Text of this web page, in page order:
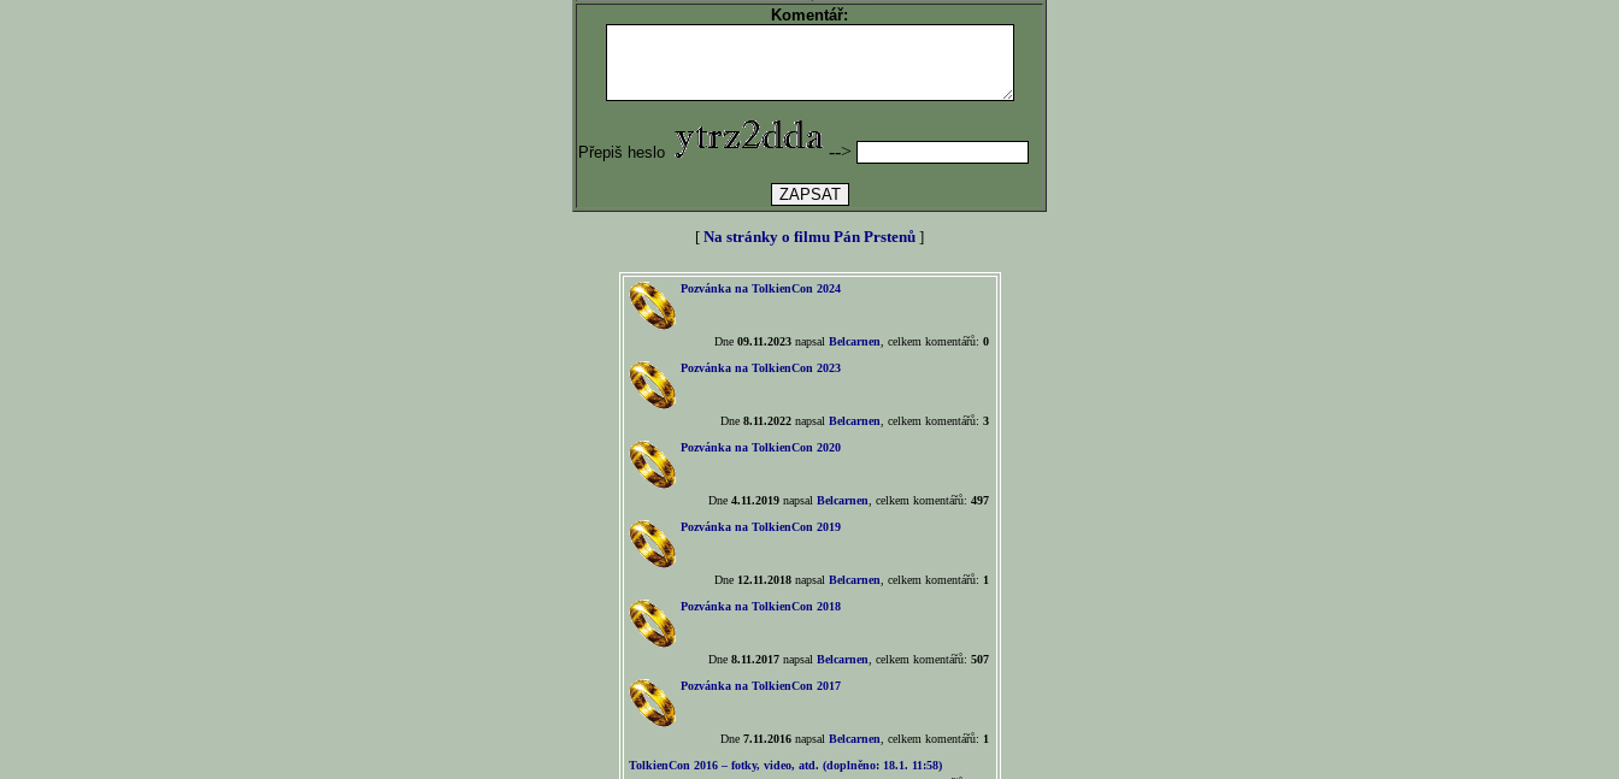
Komentář:
Přepiš heslo -->
[ Na stránky o filmu Pán Prstenů ]
Pozvánka na TolkienCon 2024
Dne 09.11.2023napsal Belcarnen , celkem komentářů: 0
Pozvánka na TolkienCon 2023
Dne 8.11.2022napsal Belcarnen , celkem komentářů: 3
Pozvánka na TolkienCon 2020
Dne 4.11.2019napsal Belcarnen , celkem komentářů: 497
Pozvánka na TolkienCon 2019
Dne 12.11.2018napsal Belcarnen , celkem komentářů: 1
Pozvánka na TolkienCon 2018
Dne 8.11.2017napsal Belcarnen , celkem komentářů: 507
Pozvánka na TolkienCon 2017
Dne 7.11.2016napsal Belcarnen , celkem komentářů: 1
TolkienCon 2016 – fotky, video, atd. (doplněno: 18.1. 11:58)